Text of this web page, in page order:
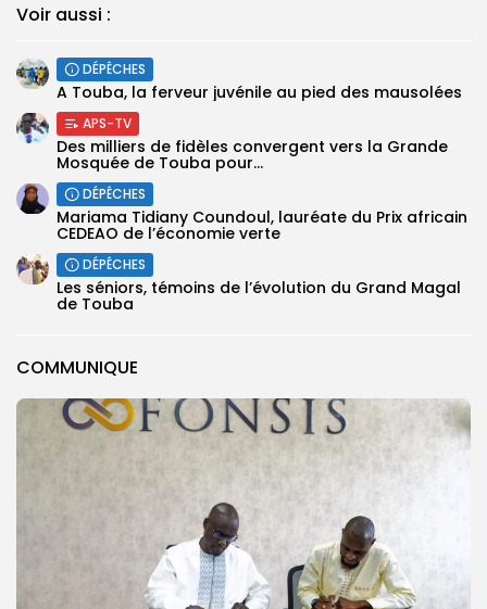
COMMUNIQUE
Voir aussi :
DÉPÊCHES
A Touba, la ferveur juvénile au pied des mausolées
APS-TV
Des milliers de fidèles convergent vers la Grande
Mosquée de Touba pour...
DÉPÊCHES
Mariama Tidiany Coundoul, lauréate du Prix africain
CEDEAO de l’économie verte
DÉPÊCHES
Les séniors, témoins de l’évolution du Grand Magal
de Touba